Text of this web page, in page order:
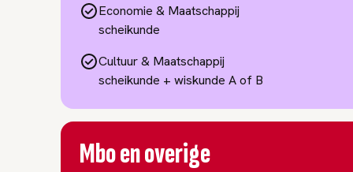
Economie & Maatschappij
scheikunde
Cultuur & Maatschappij
scheikunde + wiskunde A of B
Mbo en overige